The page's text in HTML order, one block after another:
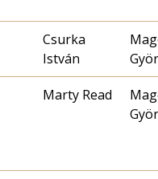
Csurka
István
Marty Read